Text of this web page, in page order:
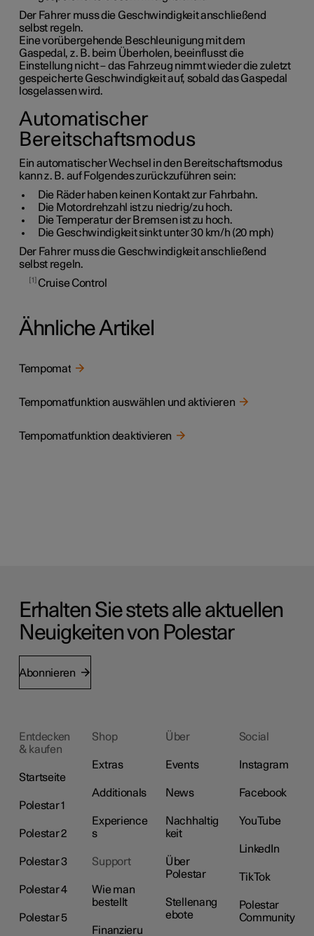
Der Fahrer muss die Geschwindigkeit anschließend
selbst regeln.
Eine vorübergehende Beschleunigung mit dem
Gaspedal, z. B. beim Überholen, beeinflusst die
Einstellung nicht – das Fahrzeug nimmt wieder die zuletzt
gespeicherte Geschwindigkeit auf, sobald das Gaspedal
losgelassen wird.
Automatischer
Bereitschaftsmodus
Ein automatischer Wechsel in den Bereitschaftsmodus
kann z. B. auf Folgendes zurückzuführen sein:
Die Räder haben keinen Kontakt zur Fahrbahn.
Die Motordrehzahl ist zu niedrig/zu hoch.
Die Temperatur der Bremsen ist zu hoch.
Die Geschwindigkeit sinkt unter30 km/h (20 mph)
Der Fahrer muss die Geschwindigkeit anschließend
selbst regeln.
1 Cruise Control
Ähnliche Artikel
Tempomat
Tempomatfunktion auswählen und aktivieren
Tempomatfunktion deaktivieren
Erhalten Sie stets alle aktuellen
Neuigkeiten von Polestar
Abonnieren
Entdecken
& kaufen
Startseite
Polestar 1
Polestar 2
Polestar 3
Polestar 4
Polestar 5
Shop
Extras
Additionals
Experience
s
Support
Wie man
bestellt
Finanzieru
Über
Events
News
Nachhaltig
keit
Über
Polestar
Stellenang
ebote
Social
Instagram
Facebook
YouTube
LinkedIn
TikTok
Polestar
Community